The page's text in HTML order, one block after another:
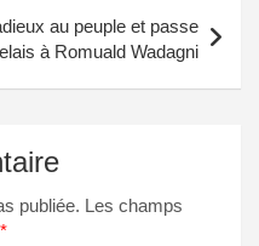
au peuple et passe
à Romuald Wadagni
publiée. Les champs
*